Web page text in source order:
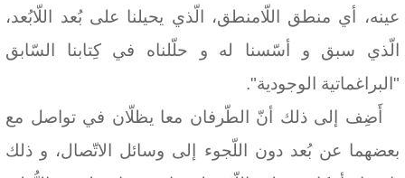
عينه، أي منطق اللّامنطق، الّذي يحيلنا على بُعد اللّابُعد،
الّذي سبق و أسّسنا له و حلّلناه في كِتابنا السّابق
"البراغماتية الوجودية".
أَضِف إلى ذلك أنّ الطّرفان معا يظلّان في تواصل مع
بعضهما عن بُعد دون اللّجوء إلى وسائل الاتّصال، و ذلك